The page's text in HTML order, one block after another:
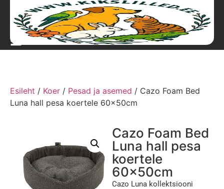
Esileht / Koer / Pesad ja asemed / Cazo Foam Bed
Luna hall pesa koertele 60x50cm
Cazo Foam Bed
Luna hall pesa
koertele
60x50cm
Cazo Luna kollektsiooni